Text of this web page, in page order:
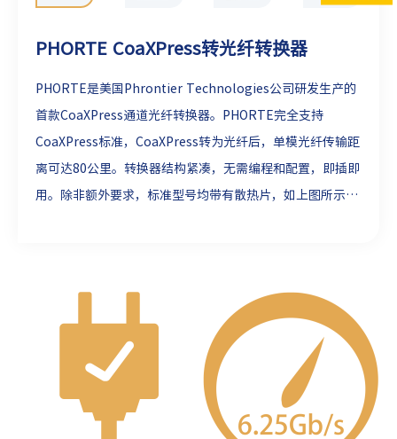
PHORTE CoaXPress转光纤转换器
PHORTE是美国Phrontier Technologies公司研发生产的
首款CoaXPress通道光纤转换器。PHORTE完全支持
CoaXPress标准，CoaXPress转为光纤后，单模光纤传输距
离可达80公里。转换器结构紧凑，无需编程和配置，即插即
用。除非额外要求，标准型号均带有散热片，如上图所示。